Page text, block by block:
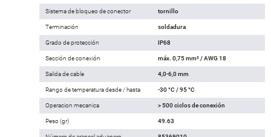
Sistema de bloqueo de conector tornillo
Terminación soldadura
Grado de protección IP68
Sección de conexión máx. 0,75 mm² / AWG 18
Salida de cable 4,0-6,0 mm
Rango de temperatura desde / hasta -30 °C / 95 °C
Operacion mecanica > 500 ciclos de conexión
Peso (gr) 49.63